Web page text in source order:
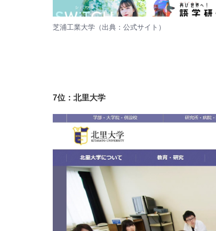
芝浦工業大学（出典： 公式サイト ）
7位：北里大学